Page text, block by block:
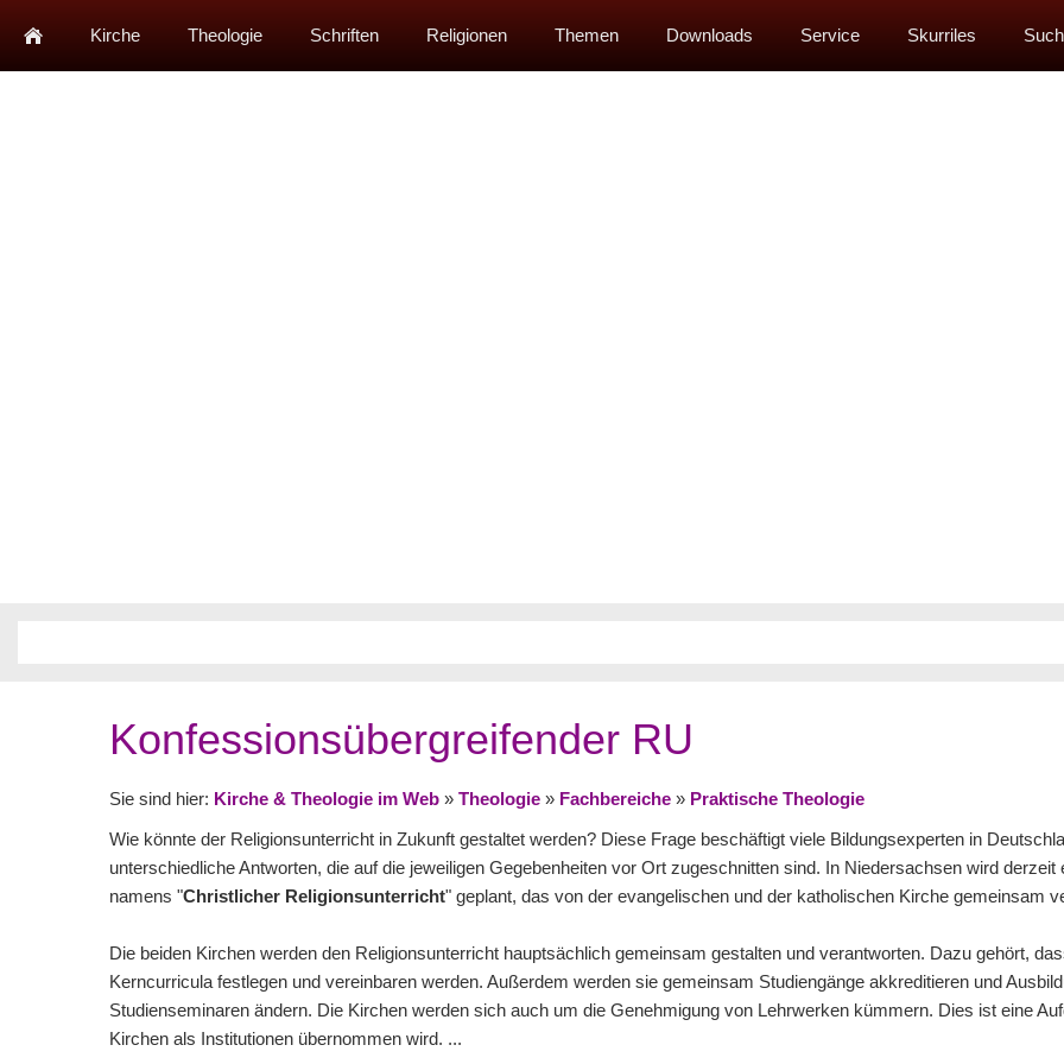
Kirche Theologie Schriften Religionen Themen Downloads Service Skurriles
Konfessionsübergreifender RU
Sie sind hier: Kirche & Theologie im Web » Theologie » Fachbereiche » Praktische Theologie
Wie könnte der Religionsunterricht in Zukunft gestaltet werden? Diese Frage beschäftigt viele Bildungsexperten in
unterschiedliche Antworten, die auf die jeweiligen Gegebenheiten vor Ort zugeschnitten sind. In Niedersachsen wird derzeit
namens "Christlicher Religionsunterricht" geplant, das von der evangelischen und der katholischen Kirche gemeinsam
Die beiden Kirchen werden den Religionsunterricht hauptsächlich gemeinsam gestalten und verantworten. Dazu gehört,
Kerncurricula festlegen und vereinbaren werden. Außerdem werden sie gemeinsam Studiengänge akkreditieren und
Studienseminaren ändern. Die Kirchen werden sich auch um die Genehmigung von Lehrwerken kümmern. Dies ist eine
Kirchen als Institutionen übernommen wird. ...